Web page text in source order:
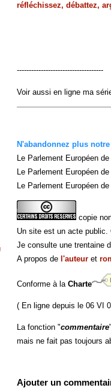
réfléchissez, débattez,
------------------------------------
Voir aussi en ligne ma
N'abandonnez plus
Le Parlement Européen
Le Parlement Européen
Le Parlement Européen
copie
Un site est un acte public.
Je consulte une trentaine
A propos de l'auteur et
Conforme à la Charte
( En ligne depuis le 06 VI
La fonction "commentaire
mais ne fait pas toujours
Ajouter un